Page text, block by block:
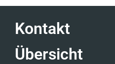
Kontakt
Übersicht